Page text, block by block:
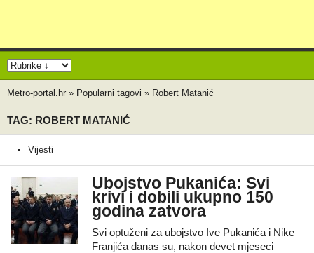
Metro-portal.hr » Popularni tagovi » Robert Matanić
TAG: ROBERT MATANIĆ
Vijesti
Ubojstvo Pukanića: Svi
krivi i dobili ukupno 150
godina zatvora
Svi optuženi za ubojstvo Ive Pukanića i Nike
Franjića danas su, nakon devet mjeseci